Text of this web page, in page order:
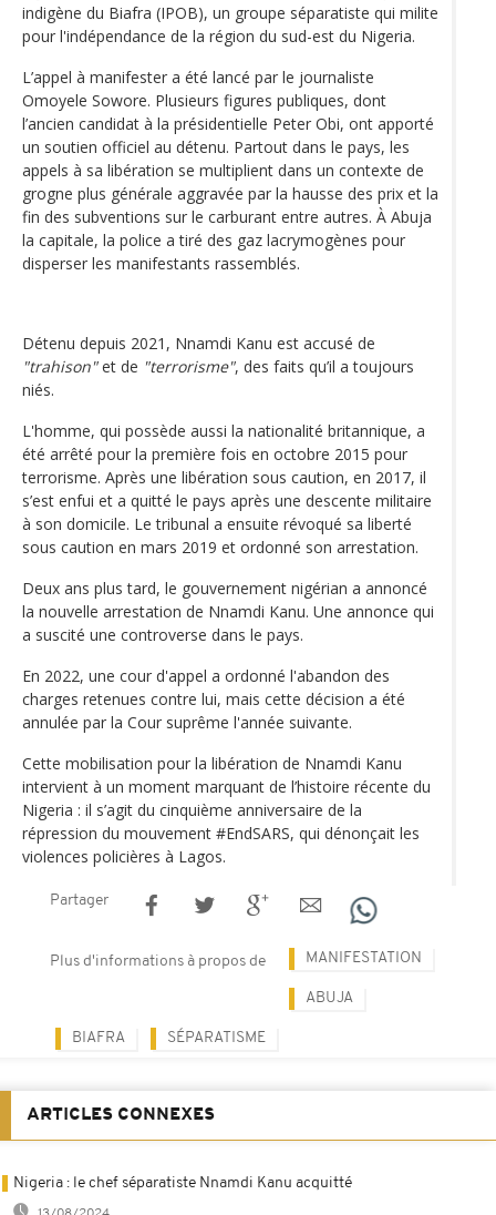
indigène du Biafra (IPOB), un groupe séparatiste qui milite
pour l'indépendance de la région du sud-est du Nigeria.
L’appel à manifester a été lancé par le journaliste
Omoyele Sowore. Plusieurs figures publiques, dont
l’ancien candidat à la présidentielle Peter Obi, ont apporté
un soutien officiel au détenu. Partout dans le pays, les
appels à sa libération se multiplient dans un contexte de
grogne plus générale aggravée par la hausse des prix et la
fin des subventions sur le carburant entre autres. À Abuja
la capitale, la police a tiré des gaz lacrymogènes pour
disperser les manifestants rassemblés.
Détenu depuis 2021, Nnamdi Kanu est accusé de
"trahison"et de "terrorisme", des faits qu’il a toujours
niés.
L'homme, qui possède aussi la nationalité britannique, a
été arrêté pour la première fois en octobre 2015 pour
terrorisme. Après une libération sous caution, en 2017, il
s’est enfui et a quitté le pays après une descente militaire
à son domicile. Le tribunal a ensuite révoqué sa liberté
sous caution en mars 2019 et ordonné son arrestation.
Deux ans plus tard, le gouvernement nigérian a annoncé
la nouvelle arrestation de Nnamdi Kanu. Une annonce qui
a suscité une controverse dans le pays.
En 2022, une cour d'appel a ordonné l'abandon des
charges retenues contre lui, mais cette décision a été
annulée par la Cour suprême l'année suivante.
Cette mobilisation pour la libération de Nnamdi Kanu
intervient à un moment marquant de l’histoire récente du
Nigeria : il s’agit du cinquième anniversaire de la
répression du mouvement #EndSARS, qui dénonçait les
violences policières à Lagos.
Partager
Plus d'informations à propos de MANIFESTATION
ABUJA
BIAFRA SÉPARATISME
ARTICLES CONNEXES
Nigeria : le chef séparatiste Nnamdi Kanu acquitté